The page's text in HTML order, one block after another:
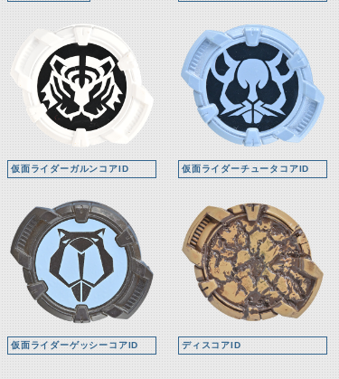
仮面ライダーガルンコアID 仮面ライダーチュータコアID
仮面ライダーゲッシーコアID ディスコアID